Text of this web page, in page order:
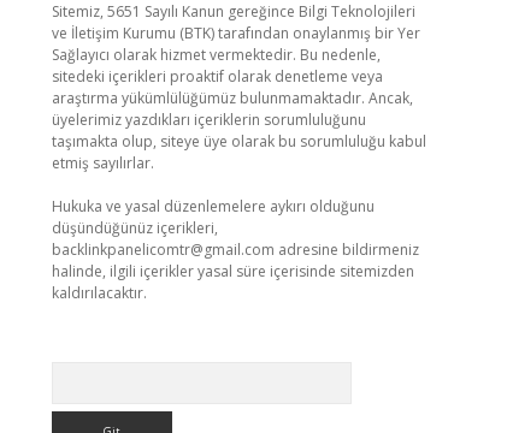
Sitemiz, 5651 Sayılı Kanun gereğince Bilgi Teknolojileri
ve İletişim Kurumu (BTK) tarafından onaylanmış bir Yer
Sağlayıcı olarak hizmet vermektedir. Bu nedenle,
sitedeki içerikleri proaktif olarak denetleme veya
araştırma yükümlülüğümüz bulunmamaktadır. Ancak,
üyelerimiz yazdıkları içeriklerin sorumluluğunu
taşımakta olup, siteye üye olarak bu sorumluluğu kabul
etmiş sayılırlar.
Hukuka ve yasal düzenlemelere aykırı olduğunu
düşündüğünüz içerikleri,
backlinkpanelicomtr@gmail.com adresine bildirmeniz
halinde, ilgili içerikler yasal süre içerisinde sitemizden
kaldırılacaktır.